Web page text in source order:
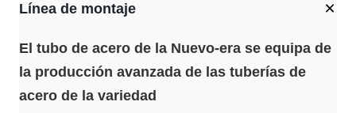
Línea de montaje
El tubo de acero de la Nuevo-era se equipa de
la producción avanzada de las tuberías de
acero de la variedad